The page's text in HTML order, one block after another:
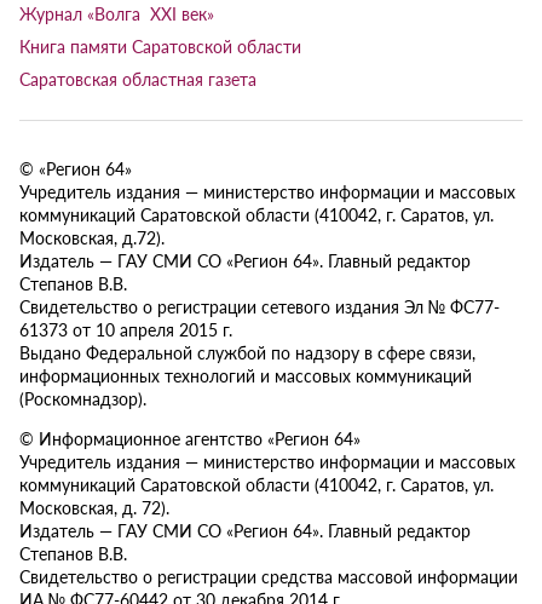
Журнал «Волга XXI век»
Книга памяти Саратовской области
Саратовская областная газета
© «Регион 64»
Учредитель издания — министерство информации и массовых
коммуникаций Саратовской области (410042, г. Саратов, ул.
Московская, д.72).
Издатель — ГАУ СМИ СО «Регион 64». Главный редактор
Степанов В.В.
Свидетельство о регистрации сетевого издания Эл № ФС77-
61373 от 10 апреля 2015 г.
Выдано Федеральной службой по надзору в сфере связи,
информационных технологий и массовых коммуникаций
(Роскомнадзор).
© Информационное агентство «Регион 64»
Учредитель издания — министерство информации и массовых
коммуникаций Саратовской области (410042, г. Саратов, ул.
Московская, д. 72).
Издатель — ГАУ СМИ СО «Регион 64». Главный редактор
Степанов В.В.
Свидетельство о регистрации средства массовой информации
ИА № ФС77-60442 от 30 декабря 2014 г.